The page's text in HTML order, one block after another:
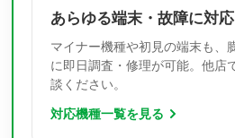
あらゆる端末・故障に対応
マイナー機種や初見の端末も、
に即日調査・修理が可能。他店
談ください。
対応機種一覧を見る